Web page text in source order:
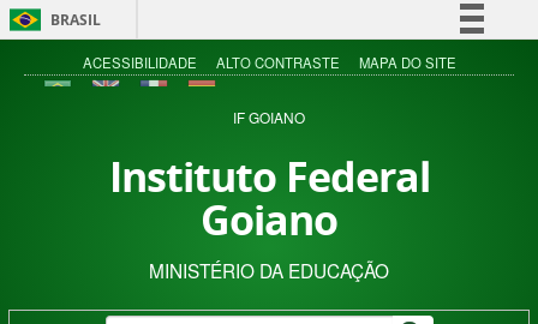
BRASIL
Simplifique!
Acesso à informação
ACESSIBILIDADE ALTO CONTRASTE MAPA DO SITE
IF GOIANO
Instituto Federal
Goiano
MINISTÉRIO DA EDUCAÇÃO